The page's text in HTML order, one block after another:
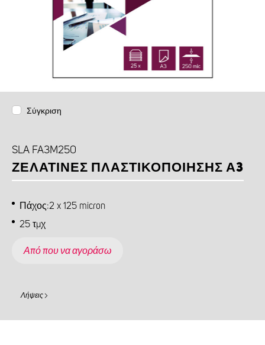
Σύγκριση
SLA FA3M250
ΖΕΛΑΤΊΝΕΣ ΠΛΑΣΤΙΚΟΠΟΊΗΣΗΣ Α3
Πάχος:2 x 125 micron
25 τμχ
Από που να αγοράσω
Λήψεις